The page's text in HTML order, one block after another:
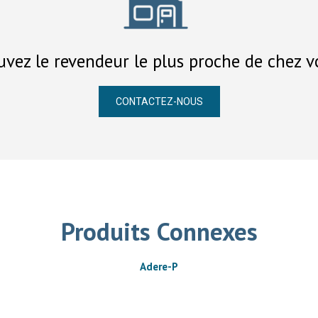
le revendeur le plus proche de chez
CONTACTEZ-NOUS
Produits Connexes
Adere-P